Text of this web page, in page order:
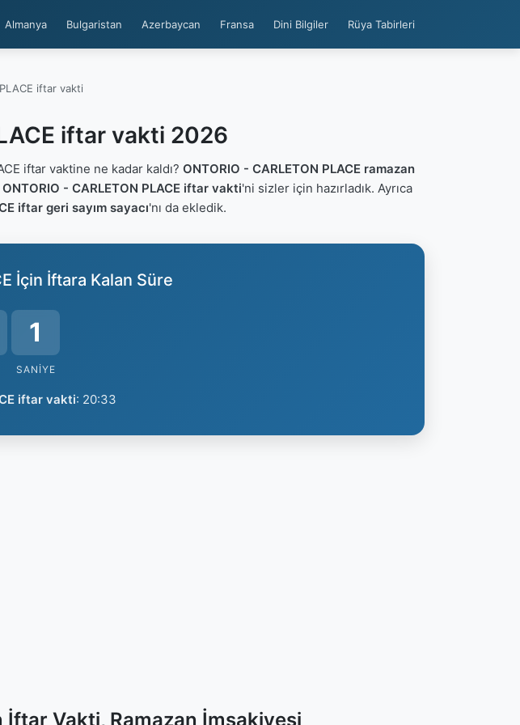
Almanya Bulgaristan Azerbaycan Fransa Dini Bilgiler Rüya Tabirleri
iftar vakti
iftar vakti 2026
iftar vaktine ne kadar kaldı? ONTORIO - CARLETON PLACE ramazan
ONTORIO - CARLETON PLACE iftar vakti'ni sizler için hazırladık. Ayrıca
iftar geri sayım sayacı'nı da ekledik.
İçin İftara Kalan Süre
0
SANIYE
iftar vakti: 20:33
İftar Vakti, Ramazan İmsakiyesi